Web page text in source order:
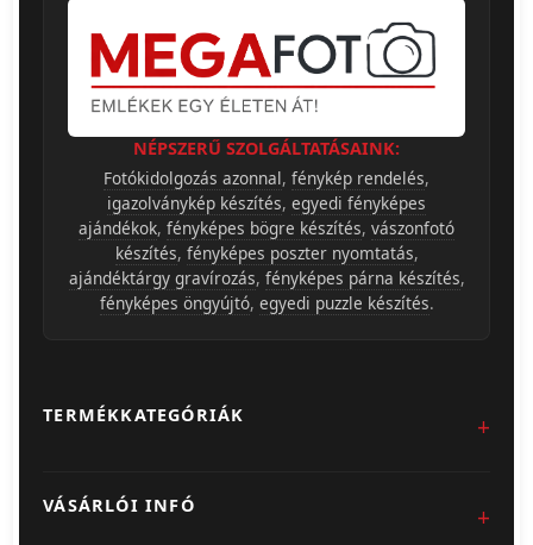
NÉPSZERŰ SZOLGÁLTATÁSAINK:
Fotókidolgozás azonnal, fénykép rendelés,
igazolványkép készítés, egyedi fényképes
ajándékok, fényképes bögre készítés, vászonfotó
készítés, fényképes poszter nyomtatás,
ajándéktárgy gravírozás, fényképes párna készítés,
fényképes öngyújtó, egyedi puzzle készítés.
TERMÉKKATEGÓRIÁK
Fotókidolgozás
VÁSÁRLÓI INFÓ